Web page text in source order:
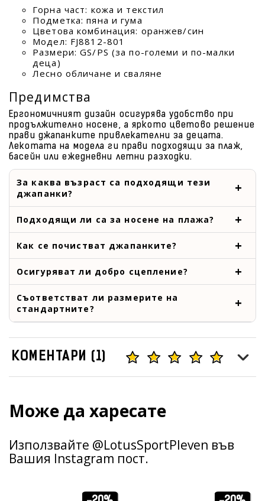
Горна част: кожа и текстил
Подметка: пяна и гума
Цветова комбинация: оранжев/син
Модел: FJ8812-801
Размери: GS/PS (за по-големи и по-малки
деца)
Лесно обличане и сваляне
Предимства
Ергономичният дизайн осигурява удобство при
продължително носене, а яркото цветово решение
прави джапанките привлекателни за децата.
Лекотата на модела ги прави подходящи за плаж,
басейн или ежедневни летни разходки.
За каква възраст са подходящи тези
джапанки?
Подходящи ли са за носене на плажа?
Как се почистват джапанките?
Осигуряват ли добро сцепление?
Съответстват ли размерите на
стандартните?
КОМЕНТАРИ (1)
Може да харесате
Използвайте @LotusSportPleven във
Вашия Instagram пост.